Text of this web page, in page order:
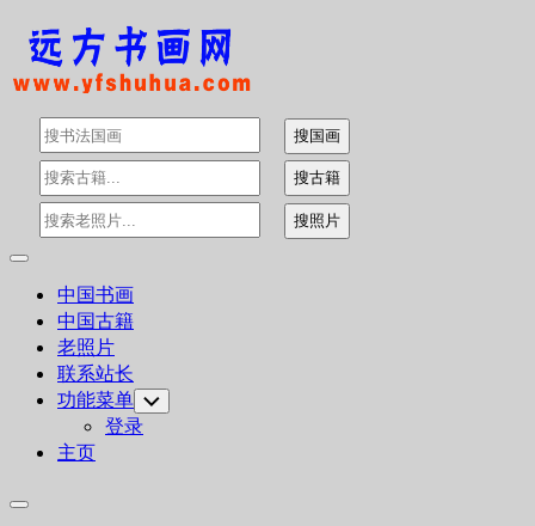
Skip
content
Expand
中国书画
中国古籍
老照片
联系站长
功能菜单 Toggle
Child
Menu
登录
主页
Expand